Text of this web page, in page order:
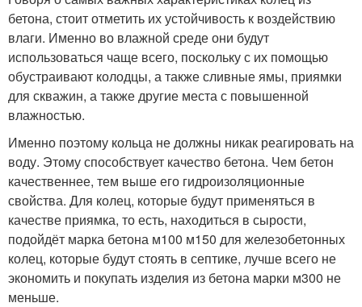
бетона, стоит отметить их устойчивость к воздействию
влаги. Именно во влажной среде они будут
использоваться чаще всего, поскольку с их помощью
обустраивают колодцы, а также сливные ямы, приямки
для скважин, а также другие места с повышенной
влажностью.
Именно поэтому кольца не должны никак реагировать на
воду. Этому способствует качество бетона. Чем бетон
качественнее, тем выше его гидроизоляционные
свойства. Для колец, которые будут применяться в
качестве приямка, то есть, находиться в сырости,
подойдёт марка бетона м100 м150 для железобетонных
колец, которые будут стоять в септике, лучше всего не
экономить и покупать изделия из бетона марки м300 не
меньше.